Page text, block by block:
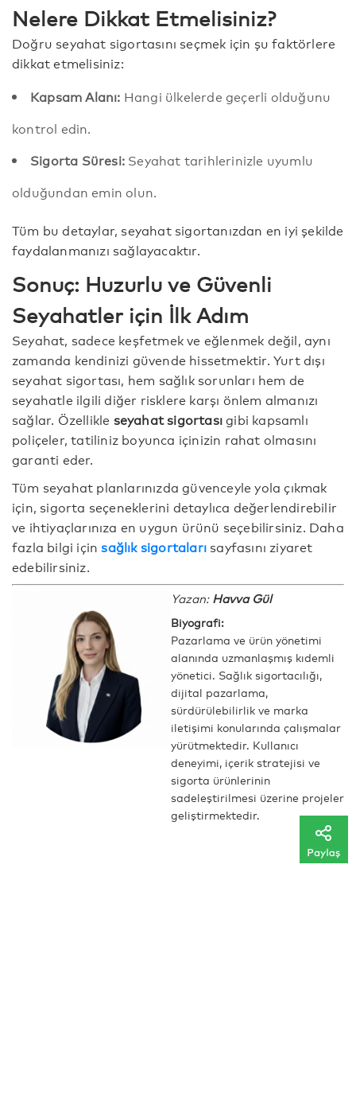
Nelere Dikkat Etmelisiniz?
Doğru seyahat sigortasını seçmek için şu faktörlere
dikkat etmelisiniz:
Kapsam Alanı: Hangi ülkelerde geçerli olduğunu
kontrol edin.
Sigorta Süresi: Seyahat tarihlerinizle uyumlu
olduğundan emin olun.
Tüm bu detaylar, seyahat sigortanızdan en iyi şekilde
faydalanmanızı sağlayacaktır.
Sonuç: Huzurlu ve Güvenli
Seyahatler için İlk Adım
Seyahat, sadece keşfetmek ve eğlenmek değil, aynı
zamanda kendinizi güvende hissetmektir. Yurt dışı
seyahat sigortası, hem sağlık sorunları hem de
seyahatle ilgili diğer risklere karşı önlem almanızı
sağlar. Özellikle seyahat sigortasıgibi kapsamlı
poliçeler, tatiliniz boyunca içinizin rahat olmasını
garanti eder.
Tüm seyahat planlarınızda güvenceyle yola çıkmak
için, sigorta seçeneklerini detaylıca değerlendirebilir
ve ihtiyaçlarınıza en uygun ürünü seçebilirsiniz. Daha
fazla bilgi içinsağlık sigortaları sayfasını ziyaret
edebilirsiniz.
Yazan: Havva Gül
Biyografi:
Pazarlama ve ürün yönetimi
alanında uzmanlaşmış kıdemli
yönetici. Sağlık sigortacılığı,
dijital pazarlama,
sürdürülebilirlik ve marka
iletişimi konularında çalışmalar
yürütmektedir. Kullanıcı
deneyimi, içerik stratejisi ve
sigorta ürünlerinin
sadeleştirilmesi üzerine projeler
geliştirmektedir.